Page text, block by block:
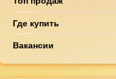
Где купить
Вакансии